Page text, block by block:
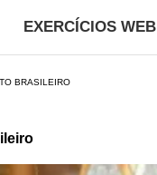
EXERCÍCIOS WEB
BRASILEIRO